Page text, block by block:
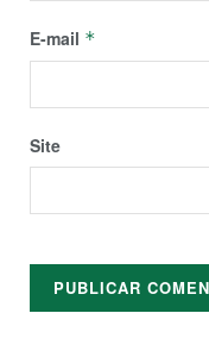
E-mail *
Site